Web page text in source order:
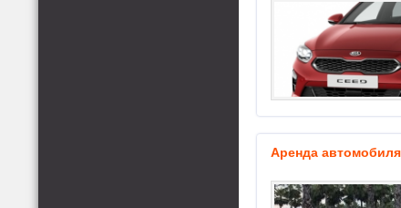
Аренда